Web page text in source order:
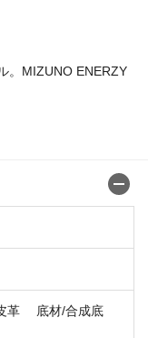
。MIZUNO ENERZY
革 底材/合成底